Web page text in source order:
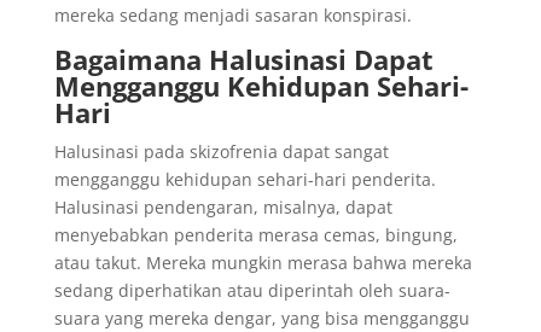
mereka sedang menjadi sasaran konspirasi.
Bagaimana Halusinasi Dapat
Mengganggu Kehidupan Sehari-
Hari
Halusinasi pada skizofrenia dapat sangat
mengganggu kehidupan sehari-hari penderita.
Halusinasi pendengaran, misalnya, dapat
menyebabkan penderita merasa cemas, bingung,
atau takut. Mereka mungkin merasa bahwa mereka
sedang diperhatikan atau diperintah oleh suara-
suara yang mereka dengar, yang bisa mengganggu